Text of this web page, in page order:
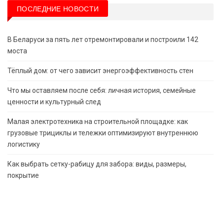
ПОСЛЕДНИЕ НОВОСТИ
В Беларуси за пять лет отремонтировали и построили 142
моста
Тёплый дом: от чего зависит энергоэффективность стен
Что мы оставляем после себя: личная история, семейные
ценности и культурный след
Малая электротехника на строительной площадке: как
грузовые трициклы и тележки оптимизируют внутреннюю
логистику
Как выбрать сетку-рабицу для забора: виды, размеры,
покрытие